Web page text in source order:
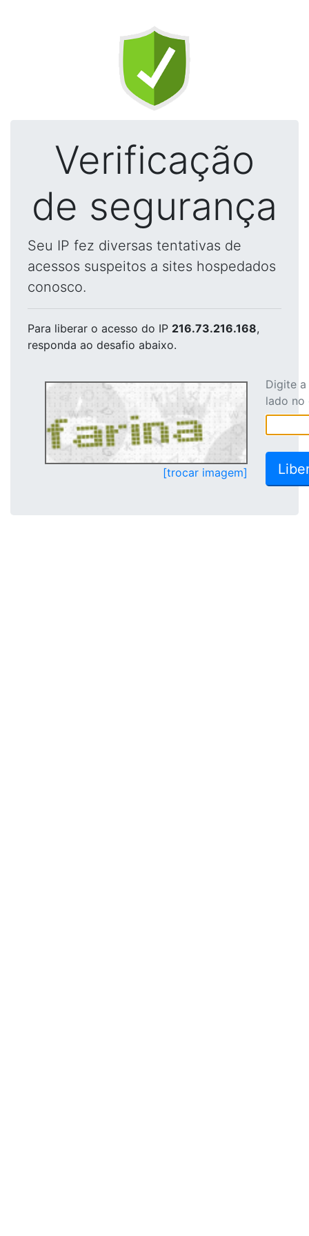
Verificação
de segurança
Seu IP fez diversas tentativas de
acessos suspeitos a sites hospedados
conosco.
Para liberar o acesso do IP 216.73.216.168,
responda ao desafio abaixo.
[trocar imagem]
Digite
lado no